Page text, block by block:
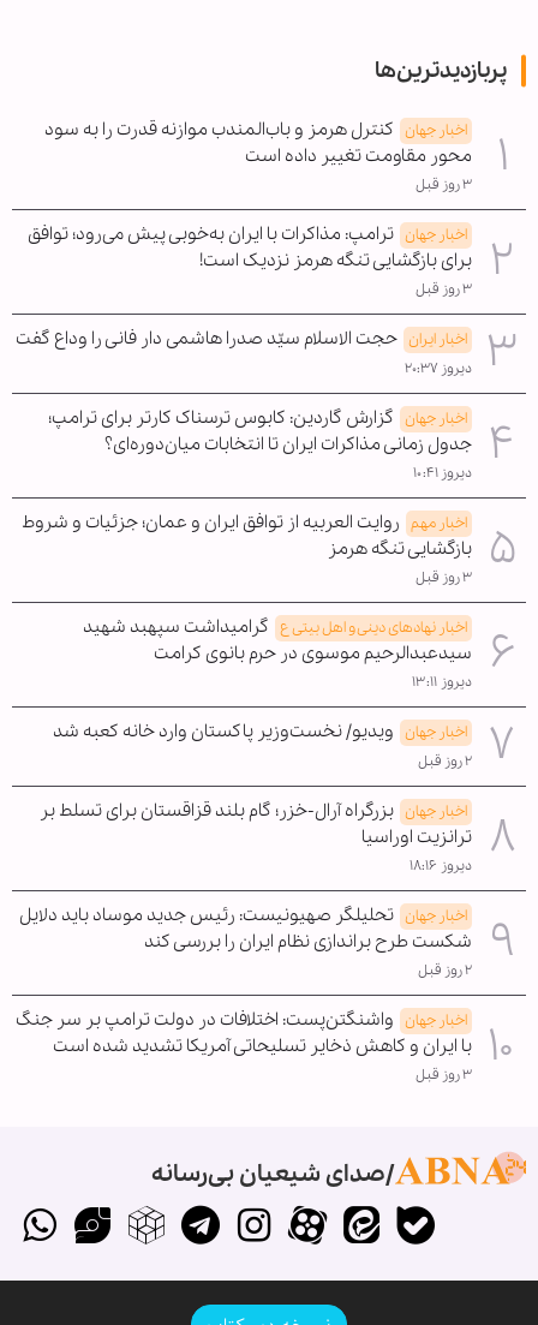
پربازدیدترین‌ها
اخبار جهان کنترل هرمز و باب‌المندب موازنه قدرت را به سود
محور مقاومت تغییر داده است
۳ روز قبل
اخبار جهان ترامپ: مذاکرات با ایران به‌خوبی پیش می‌رود؛ توافق
برای بازگشایی تنگه هرمز نزدیک است!
۳ روز قبل
اخبار ایران حجت الاسلام سیّد صدرا هاشمی دار فانی را وداع گفت
دیروز ۲۰:۳۷
اخبار جهان گزارش گاردین: کابوس ترسناک کارتر برای ترامپ؛
جدول زمانی مذاکرات ایران تا انتخابات میان‌دوره‌ای؟
دیروز ۱۰:۴۱
اخبار مهم روایت العربیه از توافق ایران و عمان؛ جزئیات و شروط
بازگشایی تنگه هرمز
۳ روز قبل
اخبار نهادهای دینی و اهل بیتی ع گرامیداشت سپهبد شهید
سیدعبدالرحیم موسوی در حرم بانوی کرامت
دیروز ۱۳:۱۱
اخبار جهان ویدیو/ نخست‌وزیر پاکستان وارد خانه کعبه شد
۲ روز قبل
اخبار جهان بزرگراه آرال-خزر؛ گام بلند قزاقستان برای تسلط بر
ترانزیت اوراسیا
دیروز ۱۸:۱۶
اخبار جهان تحلیلگر صهیونیست: رئیس جدید موساد باید دلایل
شکست طرح براندازی نظام ایران را بررسی کند
۲ روز قبل
اخبار جهان واشنگتن‌پست: اختلافات در دولت ترامپ بر سر جنگ
با ایران و کاهش ذخایر تسلیحاتی آمریکا تشدید شده است
۳ روز قبل
صدای شیعیان بی‌رسانه